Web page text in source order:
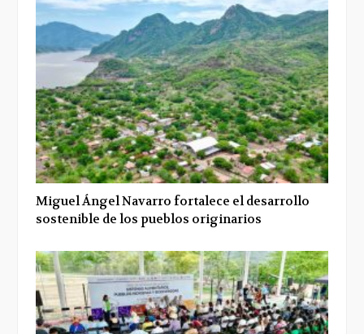
Miguel Ángel Navarro fortalece el desarrollo
sostenible de los pueblos originarios